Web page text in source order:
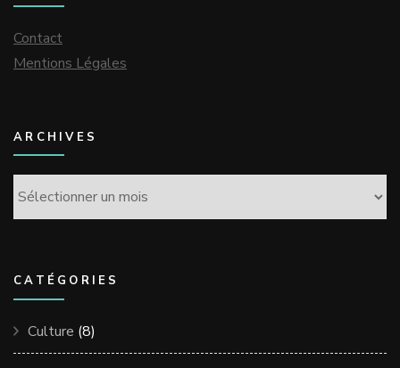
Contact
Mentions Légales
ARCHIVES
Archives
CATÉGORIES
Culture (8)